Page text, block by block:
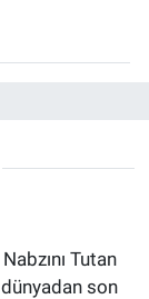
Tutan
dünyadan son